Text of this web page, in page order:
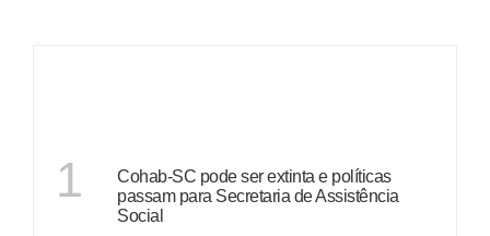
1
Cohab-SC pode ser extinta e políticas
passam para Secretaria de Assistência
Social